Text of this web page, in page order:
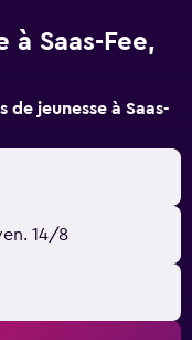
à Saas-Fee,
de jeunesse à Saas-
14/8